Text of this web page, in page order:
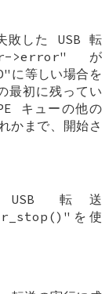
敗した USB 転
が
に等しい場合を
最初に残ってい
キューの他の
かまで、開始さ
転送
を使